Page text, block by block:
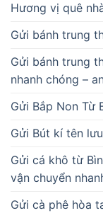
Hương vị quê
Gửi bánh trung
Gửi bánh trung
nhanh chóng –
Gửi Bắp Non Từ
Gửi Bút kí tên
Gửi cá khô từ
vận chuyển
Gửi cà phê hòa